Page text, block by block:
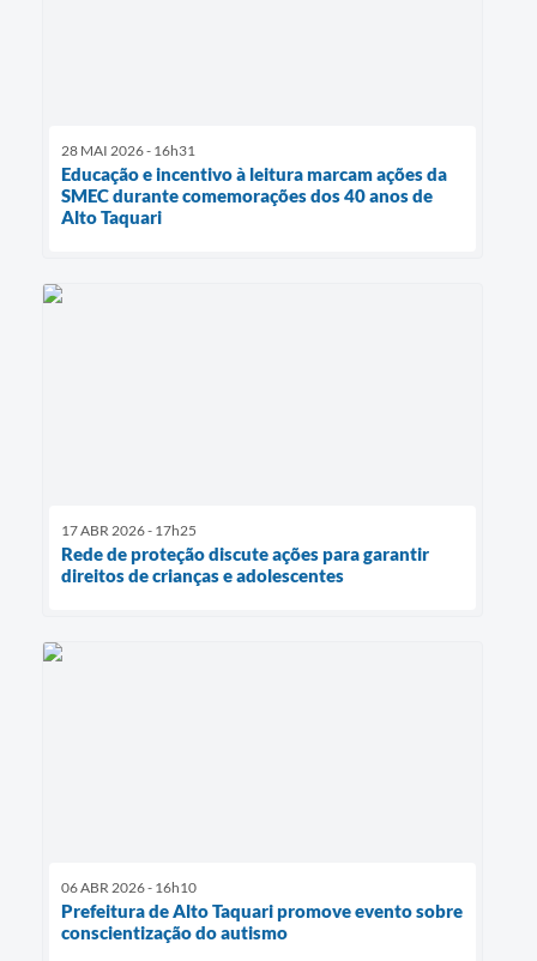
28 MAI 2026 - 16h31
Educação e incentivo à leitura marcam ações da
SMEC durante comemorações dos 40 anos de
Alto Taquari
17 ABR 2026 - 17h25
Rede de proteção discute ações para garantir
direitos de crianças e adolescentes
06 ABR 2026 - 16h10
Prefeitura de Alto Taquari promove evento sobre
conscientização do autismo